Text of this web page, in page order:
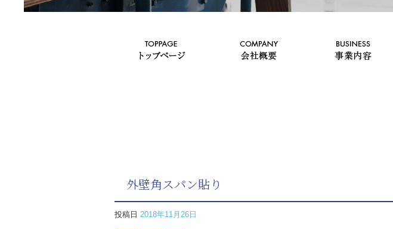
外壁角スパン貼り
投稿日 2018年11月26日